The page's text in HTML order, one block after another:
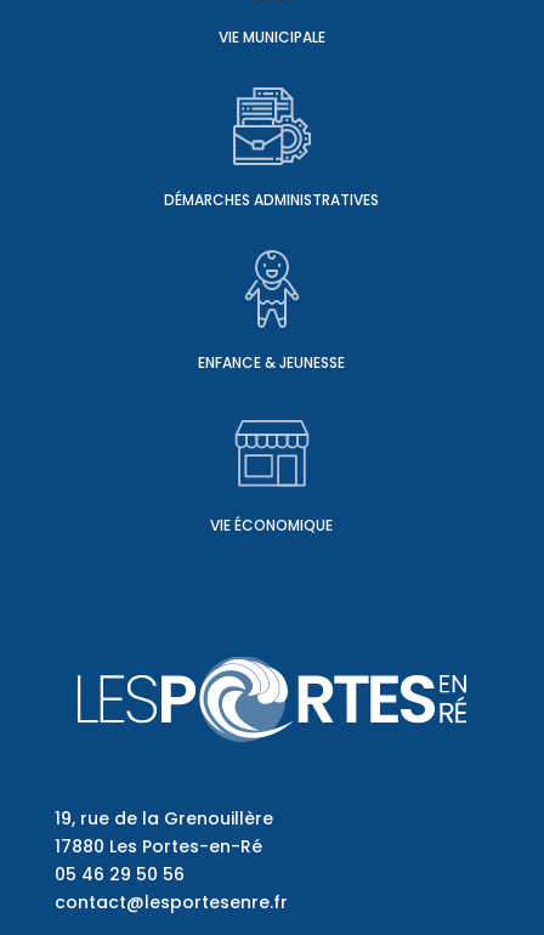
VIE MUNICIPALE
DÉMARCHES ADMINISTRATIVES
ENFANCE & JEUNESSE
VIE ÉCONOMIQUE
19, rue de la Grenouillère
17880 Les Portes-en-Ré
05 46 29 50 56
contact@lesportesenre.fr